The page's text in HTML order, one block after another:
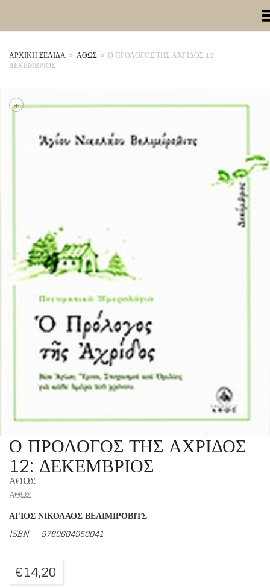
Toggle
ΑΡΧΙΚΉ ΣΕΛΊΔΑ » ΑΘΩΣ » Ο ΠΡΟΛΟΓΟΣ ΤΗΣ ΑΧΡΙΔΟΣ 12:
ΔΕΚΕΜΒΡΙΟΣ
+
Ο ΠΡΟΛΟΓΟΣ ΤΗΣ ΑΧΡΙΔΟΣ
12: ΔΕΚΕΜΒΡΙΟΣ
ΑΘΩΣ
ΑΘΩΣ
ΑΓΙΟΣ ΝΙΚΟΛΑΟΣ ΒΕΛΙΜΙΡΟΒΙΤΣ
ISBN
9789604950041
€14,20